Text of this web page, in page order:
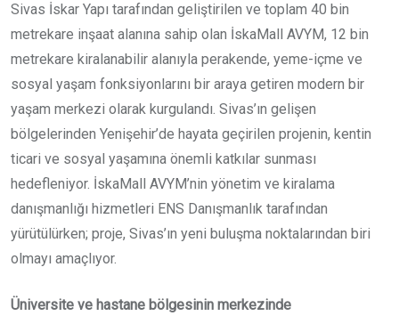
Sivas İskar Yapı tarafından geliştirilen ve toplam 40 bin
metrekare inşaat alanına sahip olan İskaMall AVYM, 12 bin
metrekare kiralanabilir alanıyla perakende, yeme-içme ve
sosyal yaşam fonksiyonlarını bir araya getiren modern bir
yaşam merkezi olarak kurgulandı. Sivas’ın gelişen
bölgelerinden Yenişehir’de hayata geçirilen projenin, kentin
ticari ve sosyal yaşamına önemli katkılar sunması
hedefleniyor. İskaMall AVYM’nin yönetim ve kiralama
danışmanlığı hizmetleri ENS Danışmanlık tarafından
yürütülürken; proje, Sivas’ın yeni buluşma noktalarından biri
olmayı amaçlıyor.
Üniversite ve hastane bölgesinin merkezinde